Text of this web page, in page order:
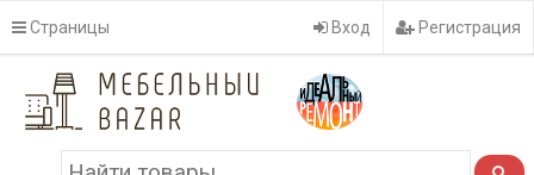
Страницы Вход Регистрация